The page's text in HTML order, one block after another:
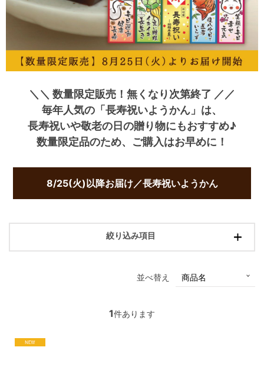
＼＼ 数量限定販売！無くなり次第終了 ／／
毎年人気の 「長寿祝いようかん」 は、
長寿祝いや敬老の日の贈り物にもおすすめ♪
数量限定品のため、ご購入はお早めに！
8/25(火)以降お届け／長寿祝いようかん
絞り込み項目
並べ替え
1件あります